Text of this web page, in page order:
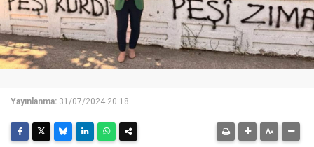
Yayınlanma: 31/07/2024 20:18